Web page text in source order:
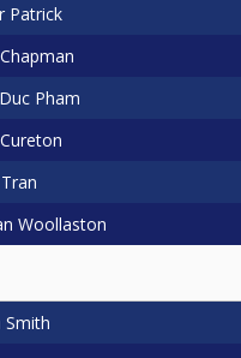
Patrick
Pham
Woollaston
Smith